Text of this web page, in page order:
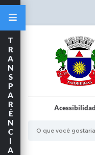
T
R
A
N
S
P
A
R
Ê
N
C
I
A